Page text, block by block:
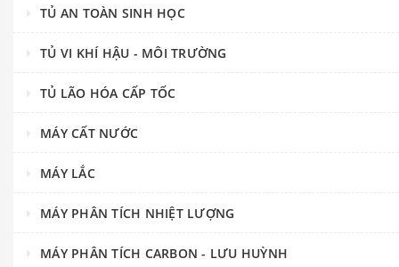
TỦ AN TOÀN SINH HỌC
TỦ VI KHÍ HẬU - MÔI TRƯỜNG
TỦ LÃO HÓA CẤP TỐC
MÁY CẤT NƯỚC
MÁY LẮC
MÁY PHÂN TÍCH NHIỆT LƯỢNG
MÁY PHÂN TÍCH CARBON - LƯU HUỲNH